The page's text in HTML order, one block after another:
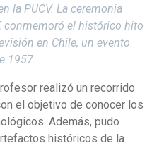
la PUCV. La ceremonia
conmemoró el histórico hito
en Chile, un evento
1957.
realizó un recorrido
el objetivo de conocer los
Además, pudo
históricos de la